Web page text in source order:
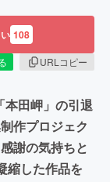
108
URLコピー
本田岬」の引退
作プロジェク
謝の気持ちと
縮した作品を